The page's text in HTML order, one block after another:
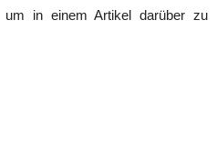
in einem Artikel darüber zu